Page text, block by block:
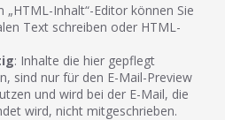
„HTML-Inhalt“-Editor können Sie
Text schreiben oder HTML-
: Inhalte die hier gepflegt
sind nur für den E-Mail-Preview
und wird bei der E-Mail, die
wird, nicht mitgeschrieben.